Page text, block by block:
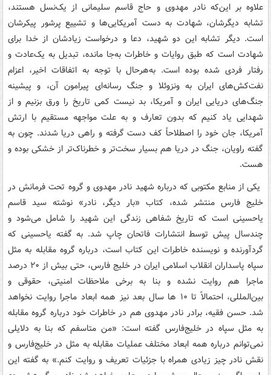
علاوه بر این‌که نادر مهدوی و حاج قاسم سلیمانی از یک‌نسل هستند،
تشابه دیگرشان، شهادت به دست آمریکایی‌ها و تشییع پرشور پیکرشان
است. دیگر تشابه این دو شهید، دعا و درخواست زیادشان از خدا برای
شهادت است که طبق روایات و خاطرات به‌جا مانده، تبدیل به یک‌عادت و
رفتار فردی شده بوده است. به‌هرحال با توجه به اتفاقات اخیر، اعزام
نفت‌کش‌های ایران به ونزوئلا و جنگ رسانه‌ای پیرامون آن، و پیشینه
جنگ‌های دریایی ایران و آمریکا، بد نیست کمی تاریخ را ورق بزنیم و از
شهدایی یاد کنیم که بدون تعارف و به علت مواجهه مستقیم با ارتش
آمریکا، جان خود را اصطلاحاً کف دست گرفته و راهی دریا شدند. چون به
گفته راویان، جنگ در دریا هم بسیار سخت‌تر و خطرناک‌تر از خشکی بوده و
هست.
یکی از منابع مکتوبی که درباره شهید نادر مهدوی و گروه تحت فرمانش در
خلیج فارس منتشر شده، کتاب «بار دیگر، نادر» نوشته سید قاسم
یاحسینی است که تاریخ شفاهی زندگی این شهید را شامل می‌شود و
چندسال پیش توسط انتشارات فاتحان چاپ شد. به گفته یاحسینی که
گردآورنده و نویسنده خاطرات این کتاب است، درباره گروه مقابله به مثل
سپاه پاسداران انقلاب اسلامی ایران در خلیج فارس، حتی بیش از ۲۰ درصد
ماجرا هم روایت نشده و بنا به برخی ملاحظات امنیتی، حقوقی و
بین‌المللی، احتمالاً تا ۱۰ ها سال بعد نیز همه ابعاد ماجرا روایت نخواهد
شد. حسن فقیه، برادر نادر مهدوی هم در خاطرات خود درباره گروه مقابله
به مثل سپاه در خلیج‌فارس گفته است: «من متاسفم که بنا به دلایلی
نمی‌توانم درباره همه ابعاد مختلف عملیات مقابله به مثل در خلیج‌فارس و
نقش نادر چیز زیادی همراه با جزئیات تعریف و روایت کنم.» به گفته این